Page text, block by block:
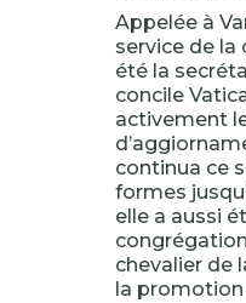
Appelée à
service de la
été la
concile
activement
continua ce
formes
elle a aussi
chevalier de
la promotion